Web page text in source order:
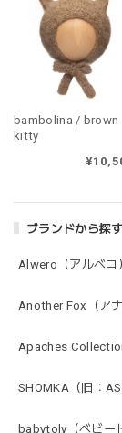
ブランドから探す
Alwero（アルベロ
Another Fox（ア
Apaches
SHOMKA（旧：
babytoly（ベビー
bambolina / brown
kitty